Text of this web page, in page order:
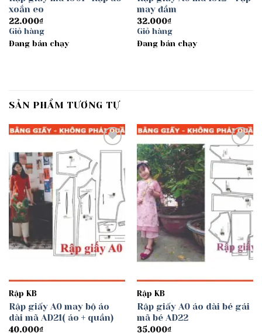
xoắn eo
22.000₫
Giỏ hàng
Đang bán chạy
may đầm
32.000₫
Giỏ hàng
Đang bán chạy
SẢN PHẨM TƯƠNG TỰ
Add to
wishlist
Rập KB
Rập giấy A0 may bộ áo
dài mã AD21( áo + quần)
40.000₫
Add to
wishlist
Rập KB
Rập giấy A0 áo dài bé gái
mã bé AD22
35.000₫